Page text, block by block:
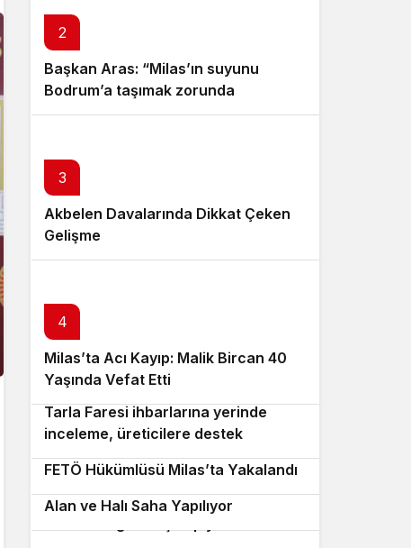
2
Başkan Aras: “Milas’ın suyunu
Bodrum’a taşımak zorunda
kalmayacağız”
3
Akbelen Davalarında Dikkat Çeken
Gelişme
4
Milas’ta Acı Kayıp: Malik Bircan 40
Yaşında Vefat Etti
5
Tarla Faresi ihbarlarına yerinde
inceleme, üreticilere destek
6
FETÖ Hükümlüsü Milas’ta Yakalandı
Alan ve Halı Saha Yapılıyor
8
Filenin Sultanları, Brezilya’yı yenerek
9
Köpeğe Çarpmamak İsterken